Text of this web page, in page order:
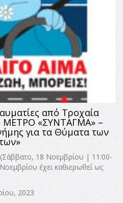
από Tροχαία
ΜΕΤΡΟ «ΣΥΝΤΑΓΜΑ» –
για τα Θύματα των
18 Νοεμβρίου | 11:00-
έχει καθιερωθεί ως
2023